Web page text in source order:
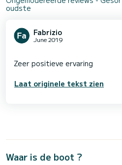
oudste
Fabrizio
June 2019
Laat originele tekst zien
Waar is de boot ?